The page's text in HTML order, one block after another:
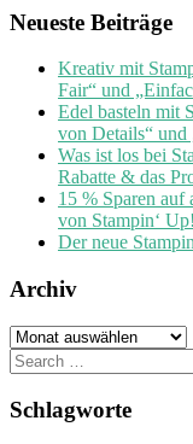
Neueste Beiträge
Kreativ mit
Fair“ und
Edel basteln mit
von Details“ und
Was ist los bei
Rabatte & das
15 % Sparen auf
von Stampin‘
Der neue
Archiv
Archiv
Search
for:
Schlagworte